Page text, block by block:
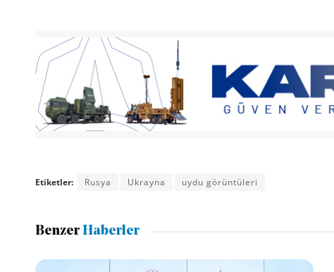
Etiketler: Rusya Ukrayna uydu görüntüleri
BenzerHaberler